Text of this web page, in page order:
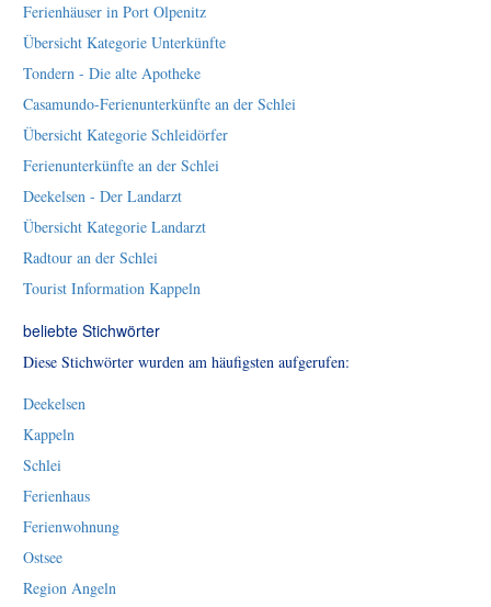
Ferienhäuser in Port Olpenitz
Übersicht Kategorie Unterkünfte
Tondern - Die alte Apotheke
Casamundo-Ferienunterkünfte an der Schlei
Übersicht Kategorie Schleidörfer
Ferienunterkünfte an der Schlei
Deekelsen - Der Landarzt
Übersicht Kategorie Landarzt
Radtour an der Schlei
Tourist Information Kappeln
beliebte Stichwörter
Diese Stichwörter wurden am häufigsten aufgerufen:
Deekelsen
Kappeln
Schlei
Ferienhaus
Ferienwohnung
Ostsee
Region Angeln